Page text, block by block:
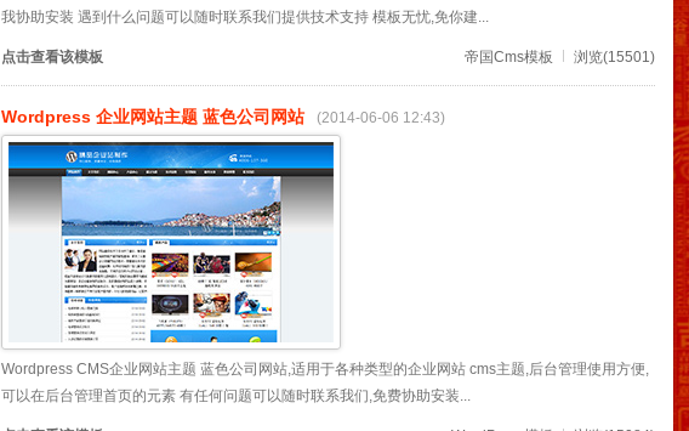
我协助安装 遇到什么问题可以随时联系我们提供技术支持 模板无忧,免你建...
帝国Cms模板 浏览(15501)
点击查看该模板
Wordpress 企业网站主题 蓝色公司网站 (2014-06-06 12:43)
Wordpress CMS企业网站主题 蓝色公司网站,适用于各种类型的企业网站 cms主题,后台管理使用方便,
可以在后台管理首页的元素 有任何问题可以随时联系我们,免费协助安装...